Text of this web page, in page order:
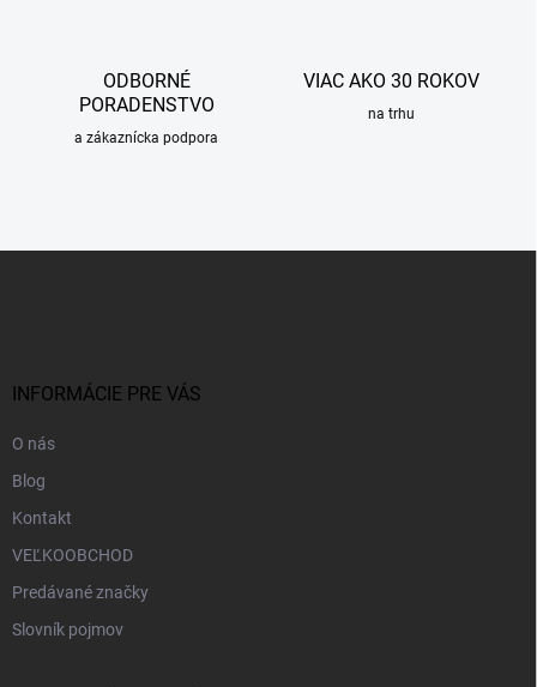
ODBORNÉ
PORADENSTVO
a zákaznícka podpora
VIAC AKO 30 ROKOV
na trhu
INFORMÁCIE PRE VÁS
O nás
Blog
Kontakt
VEĽKOOBCHOD
Predávané značky
Slovník pojmov